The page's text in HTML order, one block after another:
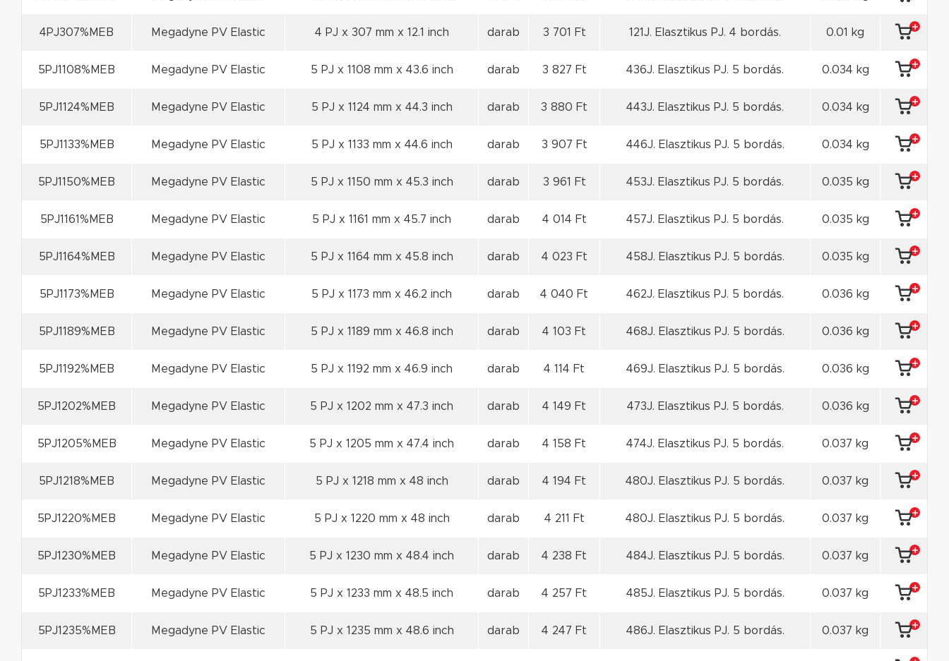
4PJ307%MEB Megadyne PV Elastic 4 PJ x 307 mm x 12.1 inch darab 3 701 Ft 121J. Elasztikus PJ. 4 bordás. 0.01 kg
5PJ1108%MEB Megadyne PV Elastic 5 PJ x 1108 mm x 43.6 inch darab 3 827 Ft 436J. Elasztikus PJ. 5 bordás. 0.034 kg
5PJ1124%MEB Megadyne PV Elastic 5 PJ x 1124 mm x 44.3 inch darab 3 880 Ft 443J. Elasztikus PJ. 5 bordás. 0.034 kg
5PJ1133%MEB Megadyne PV Elastic 5 PJ x 1133 mm x 44.6 inch darab 3 907 Ft 446J. Elasztikus PJ. 5 bordás. 0.034 kg
5PJ1150%MEB Megadyne PV Elastic 5 PJ x 1150 mm x 45.3 inch darab 3 961 Ft 453J. Elasztikus PJ. 5 bordás. 0.035 kg
5PJ1161%MEB Megadyne PV Elastic 5 PJ x 1161 mm x 45.7 inch darab 4 014 Ft 457J. Elasztikus PJ. 5 bordás. 0.035 kg
5PJ1164%MEB Megadyne PV Elastic 5 PJ x 1164 mm x 45.8 inch darab 4 023 Ft 458J. Elasztikus PJ. 5 bordás. 0.035 kg
5PJ1173%MEB Megadyne PV Elastic 5 PJ x 1173 mm x 46.2 inch darab 4 040 Ft 462J. Elasztikus PJ. 5 bordás. 0.036 kg
5PJ1189%MEB Megadyne PV Elastic 5 PJ x 1189 mm x 46.8 inch darab 4 103 Ft 468J. Elasztikus PJ. 5 bordás. 0.036 kg
5PJ1192%MEB Megadyne PV Elastic 5 PJ x 1192 mm x 46.9 inch darab 4 114 Ft 469J. Elasztikus PJ. 5 bordás. 0.036 kg
5PJ1202%MEB Megadyne PV Elastic 5 PJ x 1202 mm x 47.3 inch darab 4 149 Ft 473J. Elasztikus PJ. 5 bordás. 0.036 kg
5PJ1205%MEB Megadyne PV Elastic 5 PJ x 1205 mm x 47.4 inch darab 4 158 Ft 474J. Elasztikus PJ. 5 bordás. 0.037 kg
5PJ1218%MEB Megadyne PV Elastic 5 PJ x 1218 mm x 48 inch darab 4 194 Ft 480J. Elasztikus PJ. 5 bordás. 0.037 kg
5PJ1220%MEB Megadyne PV Elastic 5 PJ x 1220 mm x 48 inch darab 4 211 Ft 480J. Elasztikus PJ. 5 bordás. 0.037 kg
5PJ1230%MEB Megadyne PV Elastic 5 PJ x 1230 mm x 48.4 inch darab 4 238 Ft 484J. Elasztikus PJ. 5 bordás. 0.037 kg
5PJ1233%MEB Megadyne PV Elastic 5 PJ x 1233 mm x 48.5 inch darab 4 257 Ft 485J. Elasztikus PJ. 5 bordás. 0.037 kg
5PJ1235%MEB Megadyne PV Elastic 5 PJ x 1235 mm x 48.6 inch darab 4 247 Ft 486J. Elasztikus PJ. 5 bordás. 0.037 kg